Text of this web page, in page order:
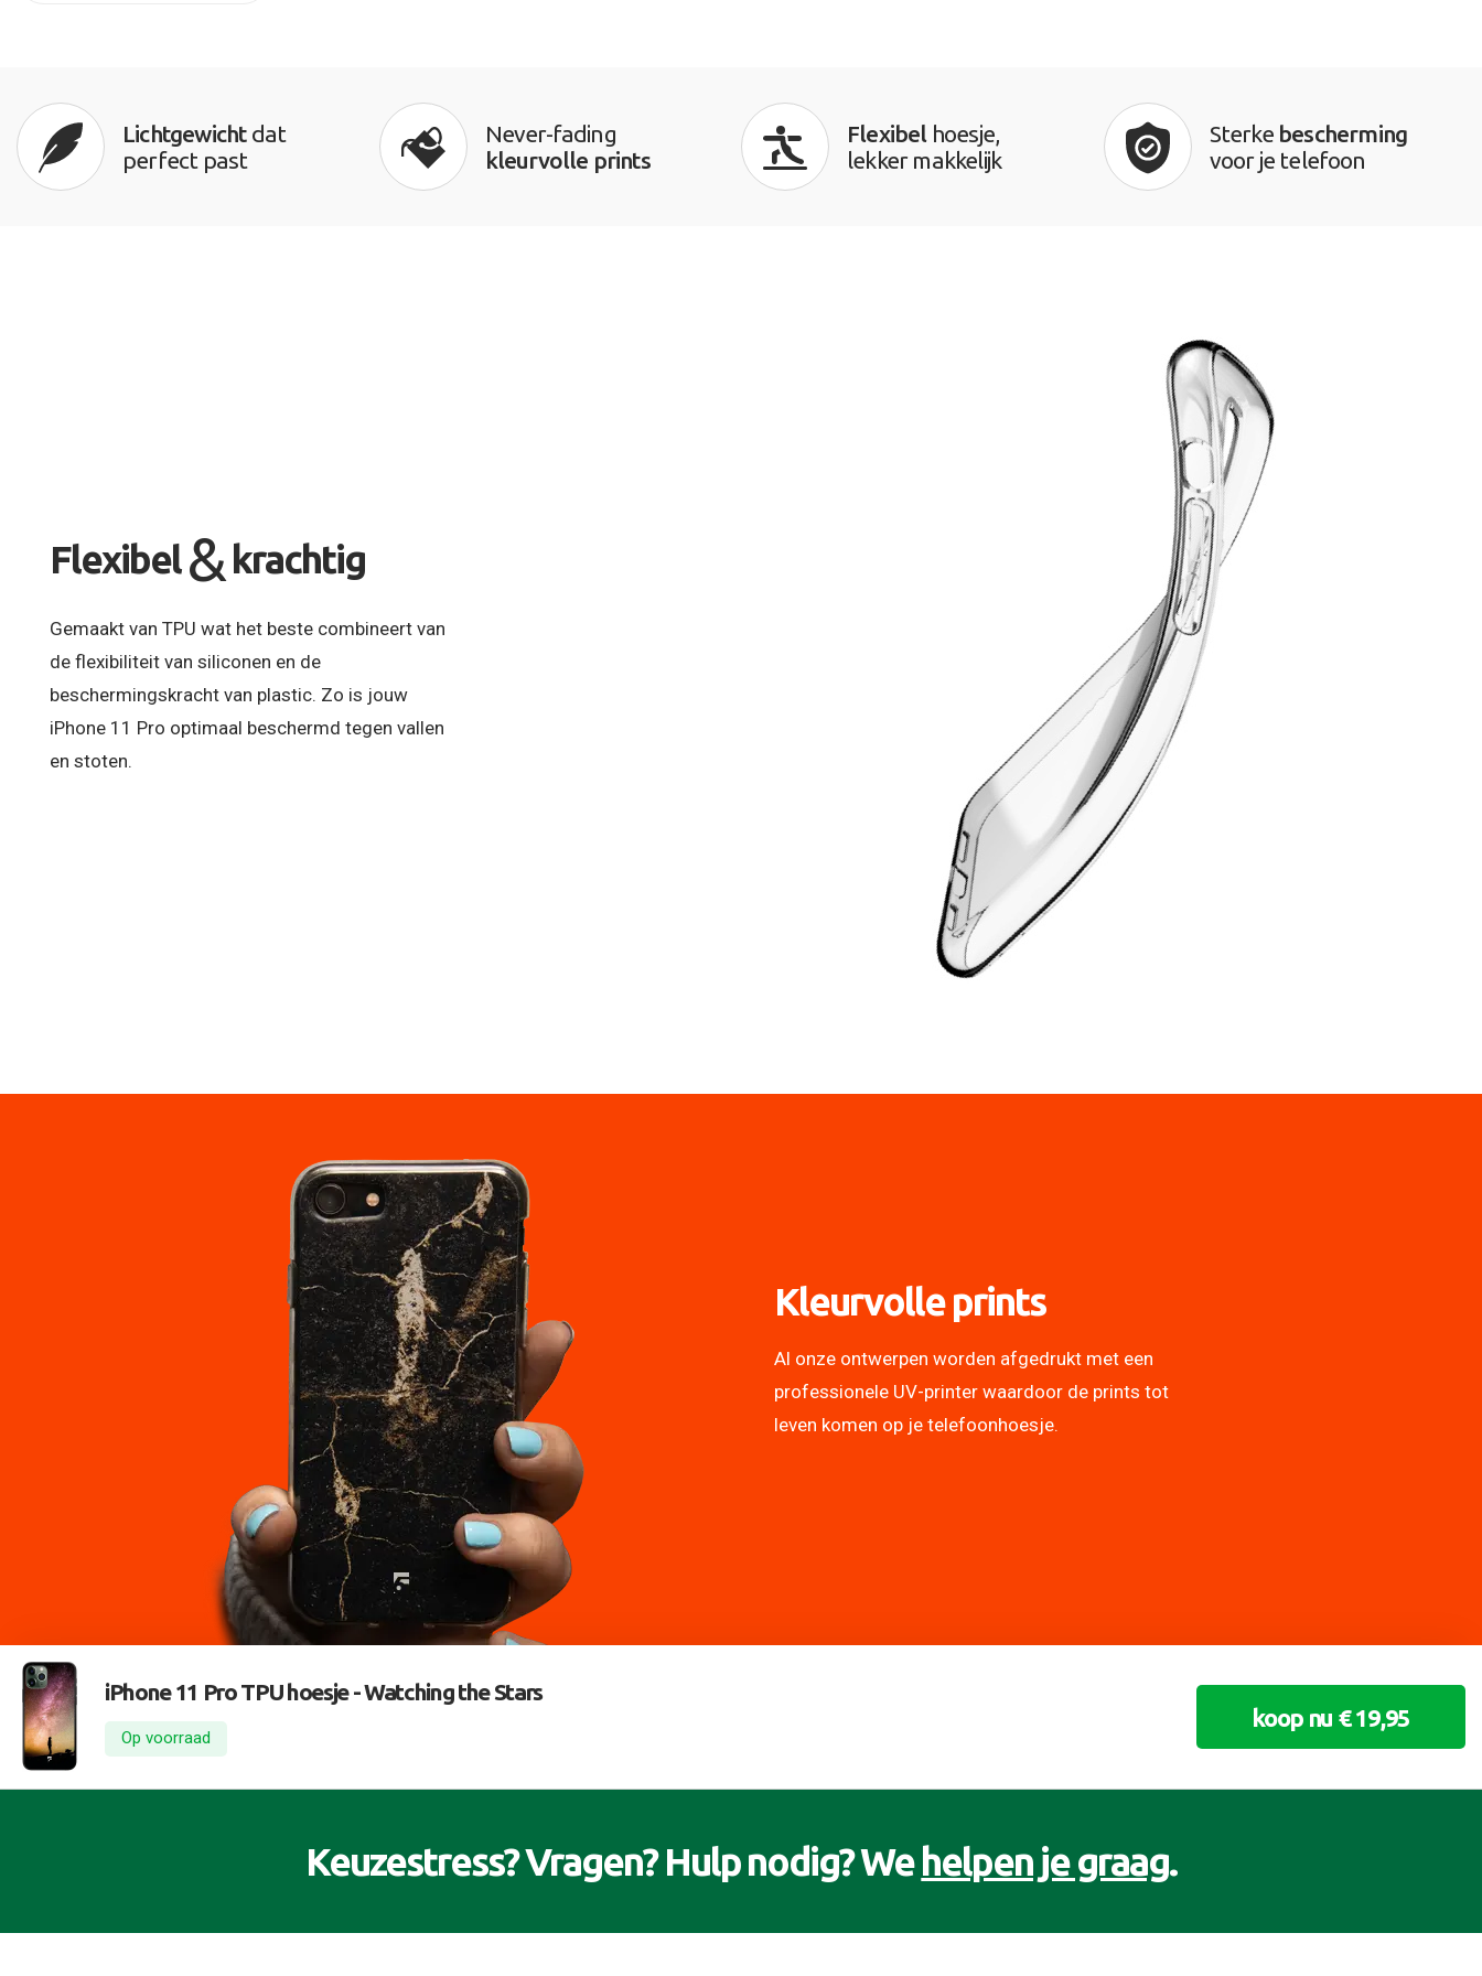
Lichtgewichtdat
perfect past
Never-fading
kleurvolle prints
Flexibelhoesje,
lekker makkelijk
Sterke bescherming
voor je telefoon
Flexibel & krachtig
Gemaakt van TPU wat het beste combineert van
de flexibiliteit van siliconen en de
beschermingskracht van plastic. Zo is jouw
iPhone 11 Pro optimaal beschermd tegen vallen
en stoten.
Kleurvolle prints
Al onze ontwerpen worden afgedrukt met een
professionele UV-printer waardoor de prints tot
leven komen op je telefoonhoesje.
iPhone 11 Pro TPU hoesje -Watching the Stars
Op voorraad
koop nu € 19,95
Keuzestress? Vragen? Hulp nodig? We helpen je graag.